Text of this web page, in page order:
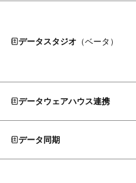
データスタジオ （ベータ）
データウェアハウス連携
データ同期